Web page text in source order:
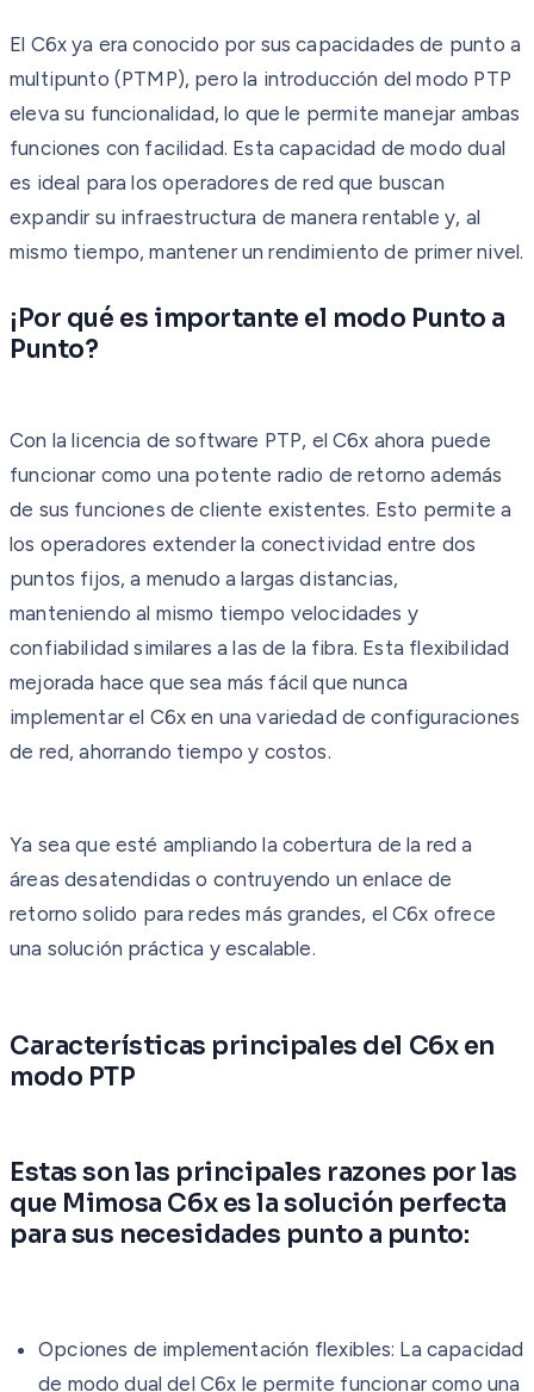
El C6x ya era conocido por sus capacidades de punto a
multipunto (PTMP), pero la introducción del modo PTP
eleva su funcionalidad, lo que le permite manejar ambas
funciones con facilidad. Esta capacidad de modo dual
es ideal para los operadores de red que buscan
expandir su infraestructura de manera rentable y, al
mismo tiempo, mantener un rendimiento de primer nivel.
¡Por qué es importante el modo Punto a
Punto?
Con la licencia de software PTP, el C6x ahora puede
funcionar como una potente radio de retorno además
de sus funciones de cliente existentes. Esto permite a
los operadores extender la conectividad entre dos
puntos fijos, a menudo a largas distancias,
manteniendo al mismo tiempo velocidades y
confiabilidad similares a las de la fibra. Esta flexibilidad
mejorada hace que sea más fácil que nunca
implementar el C6x en una variedad de configuraciones
de red, ahorrando tiempo y costos.
Ya sea que esté ampliando la cobertura de la red a
áreas desatendidas o contruyendo un enlace de
retorno solido para redes más grandes, el C6x ofrece
una solución práctica y escalable.
Características principales del C6x en
modo PTP
Estas son las principales razones por las
que Mimosa C6x es la solución perfecta
para sus necesidades punto a punto:
Opciones de implementación flexibles: La capacidad
de modo dual del C6x le permite funcionar como una